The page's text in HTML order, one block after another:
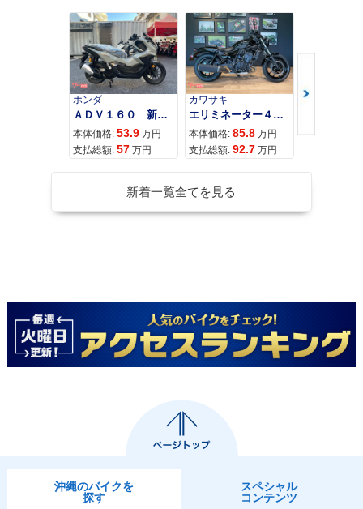
ホンダ
ＡＤＶ１６０ 新車 ２０２６年最新モデル パールスモーキーグレー スマートキー ２９Ｌメットイン ＵＳＢ Ｔｙｐｅ−Ｃ装備
本体価格: 53.9 万円
支払総額: 57 万円
カワサキ
エリミネーター４００
本体価格: 85.8 万円
支払総額: 92.7 万円
カワサキ
本体価格:
新着一覧全てを見る
沖縄のバイクを
探す
スペシャル
コンテンツ